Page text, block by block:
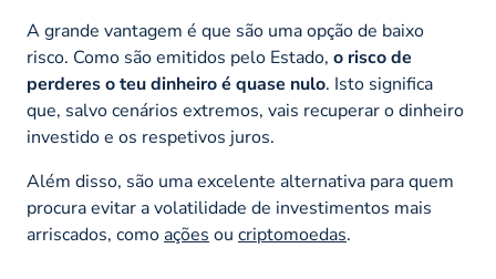
A grande vantagem é que são uma opção de baixo
risco. Como são emitidos pelo Estado, o risco de
perderes o teu dinheiro é quase nulo. Isto significa
que, salvo cenários extremos, vais recuperar o dinheiro
investido e os respetivos juros.
Além disso, são uma excelente alternativa para quem
procura evitar a volatilidade de investimentos mais
arriscados, como ações ou criptomoedas.